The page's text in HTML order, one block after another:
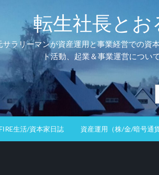
転生社長とお
サラリーマンが資産運用と事業経営での資
ト活動、起業＆事業運営につい
生活/資本家日誌 資産運用（株/金/暗号通貨